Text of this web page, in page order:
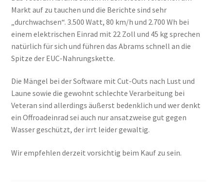
Markt auf zu tauchen und die Berichte sind sehr
„durchwachsen“. 3.500 Watt, 80 km/h und 2.700 Wh bei
einem elektrischen Einrad mit 22 Zoll und 45 kg sprechen
natürlich für sich und führen das Abrams schnell an die
Spitze der EUC-Nahrungskette.
Die Mängel bei der Software mit Cut-Outs nach Lust und
Laune sowie die gewohnt schlechte Verarbeitung bei
Veteran sind allerdings äußerst bedenklich und wer denkt
ein Offroadeinrad sei auch nur ansatzweise gut gegen
Wasser geschützt, der irrt leider gewaltig.
Wir empfehlen derzeit vorsichtig beim Kauf zu sein.